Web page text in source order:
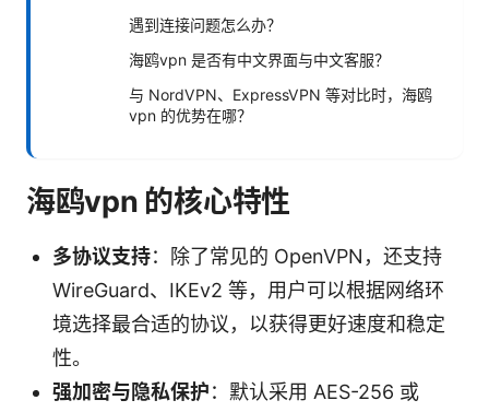
遇到连接问题怎么办？
海鸥vpn 是否有中文界面与中文客服？
与 NordVPN、ExpressVPN 等对比时，海鸥
vpn 的优势在哪？
海鸥vpn 的核心特性
多协议支持：除了常见的 OpenVPN，还支持
WireGuard、IKEv2 等，用户可以根据网络环
境选择最合适的协议，以获得更好速度和稳定
性。
强加密与隐私保护：默认采用 AES-256 或